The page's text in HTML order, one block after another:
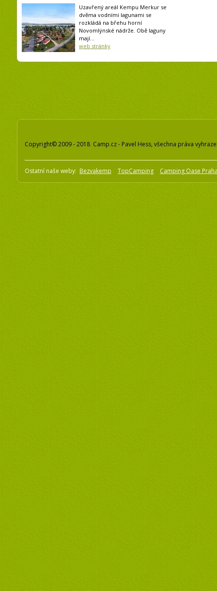
Uzavřený areál Kempu Merkur se
dvěma vodními lagunami se
rozkládá na břehu horní
Novomlýnské nádrže. Obě laguny
mají...
web stránky
Copyright© 2009 - 2018 Camp.cz - Pavel Hess, všechna práva
Ostatní naše weby: Bezvakemp TopCamping Camping Oase